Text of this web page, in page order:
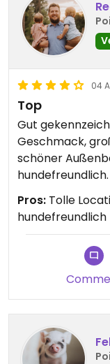
04
Top
Gut
Geschmack,
schöner
hundefreundlich.
Pros: Tolle
hundefreundlich